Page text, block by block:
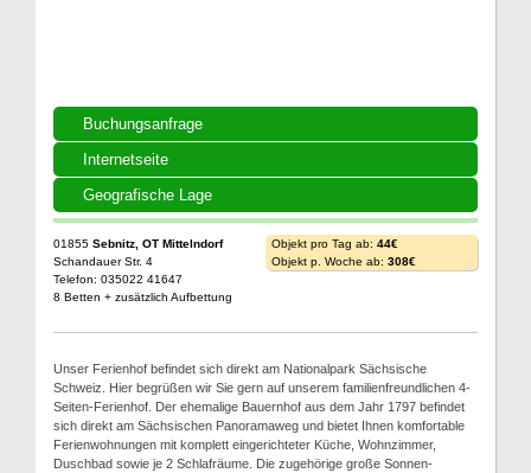
Buchungsanfrage
Internetseite
Geografische Lage
01855 Sebnitz, OT Mittelndorf
Schandauer Str. 4
Telefon: 035022 41647
8 Betten + zusätzlich Aufbettung
Objekt pro Tag ab: 44€
Objekt p. Woche ab: 308€
Unser Ferienhof befindet sich direkt am Nationalpark Sächsische
Schweiz. Hier begrüßen wir Sie gern auf unserem familienfreundlichen 4-
Seiten-Ferienhof. Der ehemalige Bauernhof aus dem Jahr 1797 befindet
sich direkt am Sächsischen Panoramaweg und bietet Ihnen komfortable
Ferienwohnungen mit komplett eingerichteter Küche, Wohnzimmer,
Duschbad sowie je 2 Schlafräume. Die zugehörige große Sonnen-